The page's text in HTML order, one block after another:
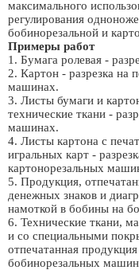
максимального
регулирования
бобинорезальной и
Примеры работ
1. Бумага ролевая -
2. Картон - разрезка на
машинах.
3. Листы бумаги и
технические ткани -
машинах.
4. Листы картона с
игральных карт -
картонорезальных
5. Продукция,
денежных знаков и
намоткой в бобины на
6. Технические ткани,
и со специальными
отпечатанная
бобинорезальных